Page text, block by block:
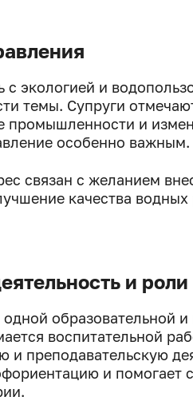
с экологией и
темы. Супруги
промышленности и
особенно важным.
связан с желанием
качества
и роли
образовательной
воспитательной
преподавательскую
и помогает